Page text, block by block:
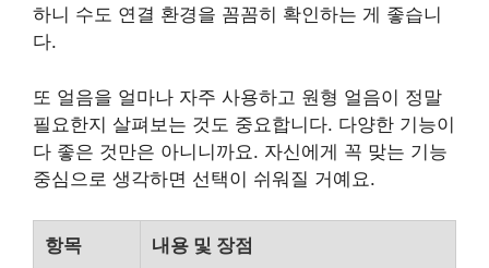
하니 수도 연결 환경을 꼼꼼히 확인하는 게 좋습니
다.
또 얼음을 얼마나 자주 사용하고 원형 얼음이 정말
필요한지 살펴보는 것도 중요합니다. 다양한 기능이
다 좋은 것만은 아니니까요. 자신에게 꼭 맞는 기능
중심으로 생각하면 선택이 쉬워질 거예요.
항목 내용 및 장점